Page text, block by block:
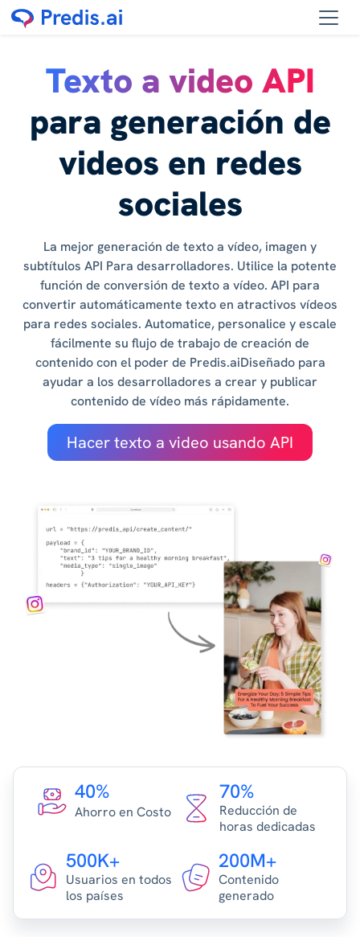
Texto a video API
para generación de
videos en redes
sociales
La mejor generación de texto a vídeo, imagen y
subtítulos API Para desarrolladores. Utilice la potente
función de conversión de texto a vídeo. API para
convertir automáticamente texto en atractivos vídeos
para redes sociales. Automatice, personalice y escale
fácilmente su flujo de trabajo de creación de
contenido con el poder de Predis.aiDiseñado para
ayudar a los desarrolladores a crear y publicar
contenido de vídeo más rápidamente.
Hacer texto a video usando API
40%
Ahorro en Costo
70%
Reducción de
horas dedicadas
500K+
Usuarios en todos
los países
200M+
Contenido
generado